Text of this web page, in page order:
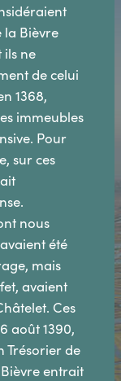
la Bièvre
ils ne
de celui
1368,
immeubles
Pour
sur ces
nous
été
mais
avaient
Ces
août 1390,
Trésorier de
entrait